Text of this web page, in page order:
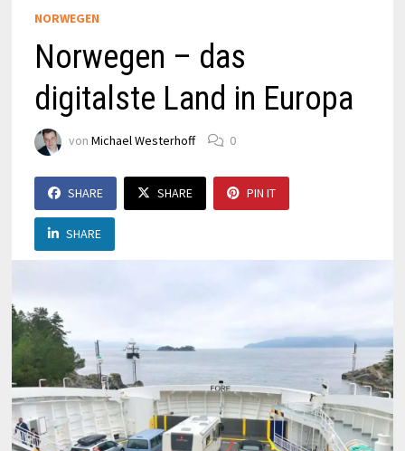
NORWEGEN
Norwegen – das
digitalste Land in Europa
von Michael Westerhoff 0
SHARE SHARE PIN IT
SHARE